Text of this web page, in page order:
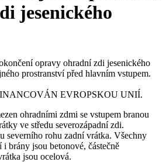
jesenického
opravy ohradní zdi jesenického
prostranství před hlavním vstupem.
EVROPSKOU UNIÍ.
ohradními zdmi se vstupem branou
ve středu severozápadní zdi.
severního rohu zadní vrátka. Všechny
brány jsou betonové, částečně
jsou ocelová.